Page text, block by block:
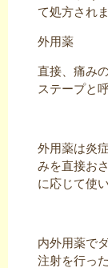
て処方されま
外用薬
直接、痛み
ステープと
外用薬は炎
みを直接お
に応じて使
内外用薬で
注射を行っ